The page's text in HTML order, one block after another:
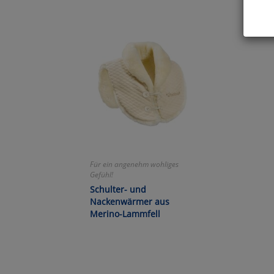
Für ein angenehm wohliges
Gefühl!
Schulter- und
Nackenwärmer aus
Merino-Lammfell